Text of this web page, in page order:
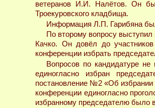
ветеранов И.И. Налётов. Он
Троекуровского кладбища.
Информация Л.П. Гарибяна
По второму вопросу выступил
Качко. Он довёл до
конференции избрать
Вопросов по кандидатуре
единогласно избран
постановление №2 «Об избрании
конференции единогласно
избранному председателю было